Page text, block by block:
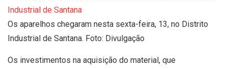
Os aparelhos chegaram nesta sexta-feira, 13, no Distrito
Industrial de Santana. Foto: Divulgação
Os investimentos na aquisição do material, que